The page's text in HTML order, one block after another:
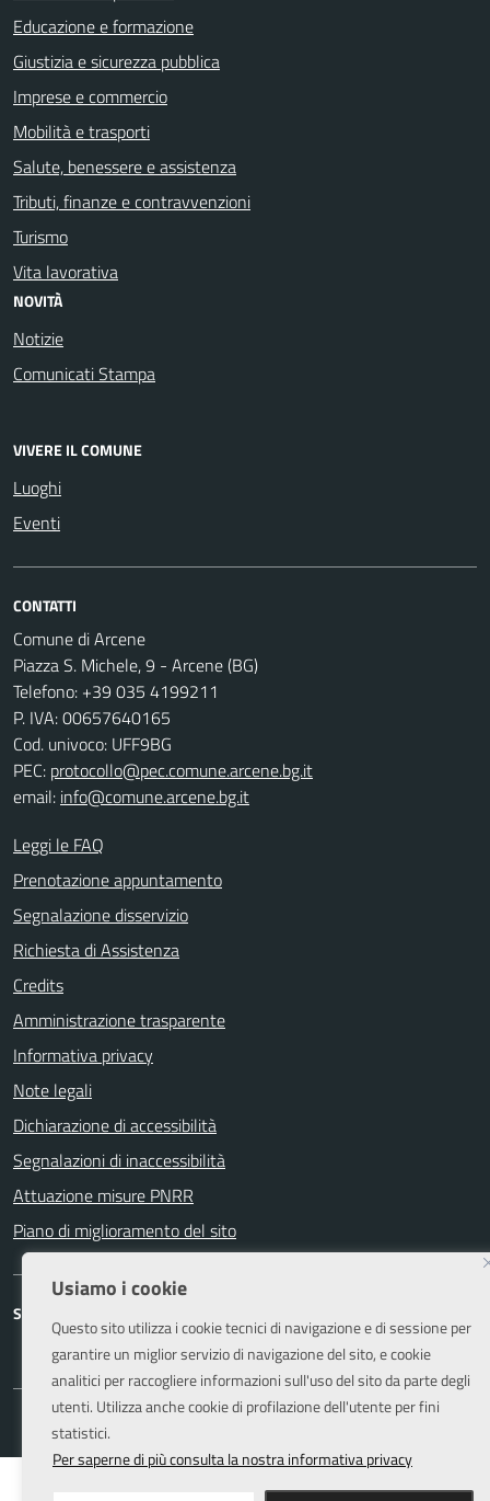
Usiamo i cookie
Questo sito utilizza i cookie tecnici di navigazione e di sessione per
garantire un miglior servizio di navigazione del sito, e cookie
analitici per raccogliere informazioni sull'uso del sito da parte degli
utenti. Utilizza anche cookie di profilazione dell'utente per fini
statistici.
Per saperne di più consulta la nostra informativa privacy
Educazione e formazione
Giustizia e sicurezza pubblica
Imprese e commercio
Mobilità e trasporti
Salute, benessere e assistenza
Tributi, finanze e contravvenzioni
Turismo
Vita lavorativa
NOVITÀ
Notizie
Comunicati Stampa
VIVERE IL COMUNE
Luoghi
Eventi
CONTATTI
Comune di Arcene
Piazza S. Michele, 9 - Arcene (BG)
Telefono: +39 035 4199211
P. IVA: 00657640165
Cod. univoco: UFF9BG
PEC: protocollo@pec.comune.arcene.bg.it
email: info@comune.arcene.bg.it
Leggi le FAQ
Prenotazione appuntamento
Segnalazione disservizio
Richiesta di Assistenza
Credits
Amministrazione trasparente
Informativa privacy
Note legali
Dichiarazione di accessibilità
Segnalazioni di inaccessibilità
Attuazione misure PNRR
Piano di miglioramento del sito
SEGUICI SU
Facebook Instagram